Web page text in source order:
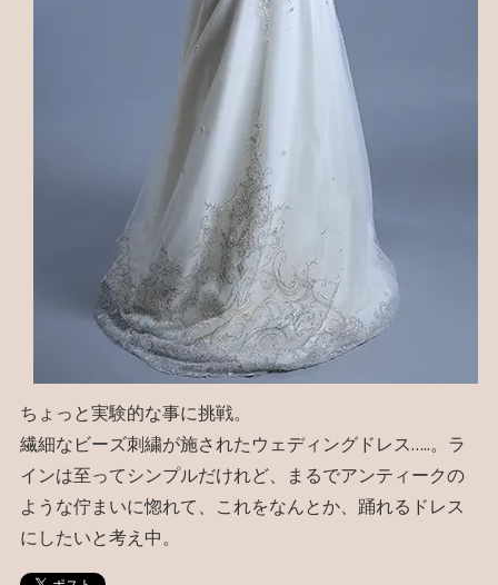
ちょっと実験的な事に挑戦。
繊細なビーズ刺繍が施されたウェディングドレス…..。ラ
インは至ってシンプルだけれど、まるでアンティークの
ような佇まいに惚れて、これをなんとか、踊れるドレス
にしたいと考え中。